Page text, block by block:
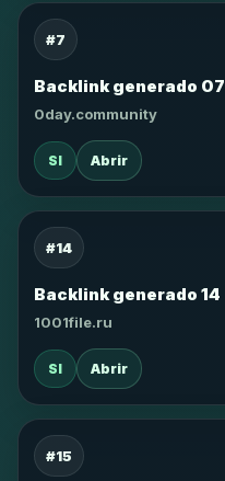
#7
Backlink generado 07
0day.community
SI Abrir
#14
Backlink generado 14
1001file.ru
SI Abrir
#15